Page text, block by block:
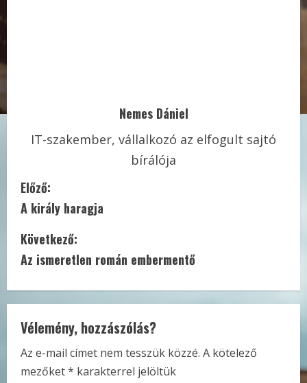
Nemes Dániel
IT-szakember, vállalkozó az elfogult sajtó
bírálója
C
o
n
i
n
u
Előző:
A király haragja
Következő:
Az ismeretlen román embermentő
Vélemény, hozzászólás?
Az e-mail címet nem tesszük közzé. A kötelező
mezőket* karakterrel jelöltük